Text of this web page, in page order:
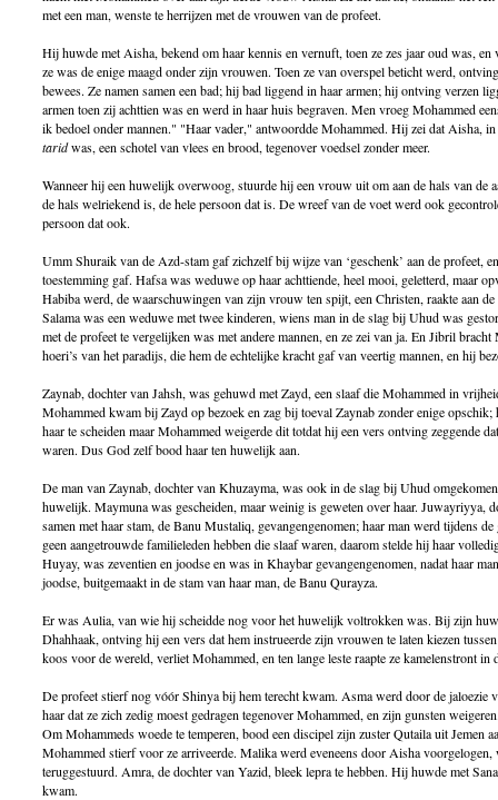
met een man, wenste te herrijzen met de vrouwen van de profeet.
Hij huwde met Aisha, bekend om haar kennis en vernuft, toen ze zes jaar oud was,
ze was de enige maagd onder zijn vrouwen. Toen ze van overspel beticht werd,
bewees. Ze namen samen een bad; hij bad liggend in haar armen; hij ontving verzen
armen toen zij achttien was en werd in haar huis begraven. Men vroeg Mohammed
ik bedoel onder mannen." "Haar vader," antwoordde Mohammed. Hij zei dat Aisha,
taridwas, een schotel van vlees en brood, tegenover voedsel zonder meer.
Wanneer hij een huwelijk overwoog, stuurde hij een vrouw uit om aan de hals van de
de hals welriekend is, de hele persoon dat is. De wreef van de voet werd ook
persoon dat ook.
Umm Shuraik van de Azd-stam gaf zichzelf bij wijze van ‘geschenk’ aan de profeet,
toestemming gaf. Hafsa was weduwe op haar achttiende, heel mooi, geletterd, maar
Habiba werd, de waarschuwingen van zijn vrouw ten spijt, een Christen, raakte aan
Salama was een weduwe met twee kinderen, wiens man in de slag bij Uhud was
met de profeet te vergelijken was met andere mannen, en ze zei van ja. En Jibril
hoeri’s van het paradijs, die hem de echtelijke kracht gaf van veertig mannen, en hij
Zaynab, dochter van Jahsh, was gehuwd met Zayd, een slaaf die Mohammed in
Mohammed kwam bij Zayd op bezoek en zag bij toeval Zaynab zonder enige
haar te scheiden maar Mohammed weigerde dit totdat hij een vers ontving zeggende
waren. Dus God zelf bood haar ten huwelijk aan.
De man van Zaynab, dochter van Khuzayma, was ook in de slag bij Uhud
huwelijk. Maymuna was gescheiden, maar weinig is geweten over haar. Juwayriyya,
samen met haar stam, de Banu Mustaliq, gevangengenomen; haar man werd tijdens
geen aangetrouwde familieleden hebben die slaaf waren, daarom stelde hij haar
Huyay, was zeventien en joodse en was in Khaybar gevangengenomen, nadat haar
joodse, buitgemaakt in de stam van haar man, de Banu Qurayza.
Er was Aulia, van wie hij scheidde nog voor het huwelijk voltrokken was. Bij zijn
Dhahhaak, ontving hij een vers dat hem instrueerde zijn vrouwen te laten kiezen
koos voor de wereld, verliet Mohammed, en ten lange leste raapte ze kamelenstront in
De profeet stierf nog vóór Shinya bij hem terecht kwam. Asma werd door de jaloezie
haar dat ze zich zedig moest gedragen tegenover Mohammed, en zijn gunsten
Om Mohammeds woede te temperen, bood een discipel zijn zuster Qutaila uit Jemen
Mohammed stierf voor ze arriveerde. Malika werd eveneens door Aisha voorgelogen,
teruggestuurd. Amra, de dochter van Yazid, bleek lepra te hebben. Hij huwde met
kwam.